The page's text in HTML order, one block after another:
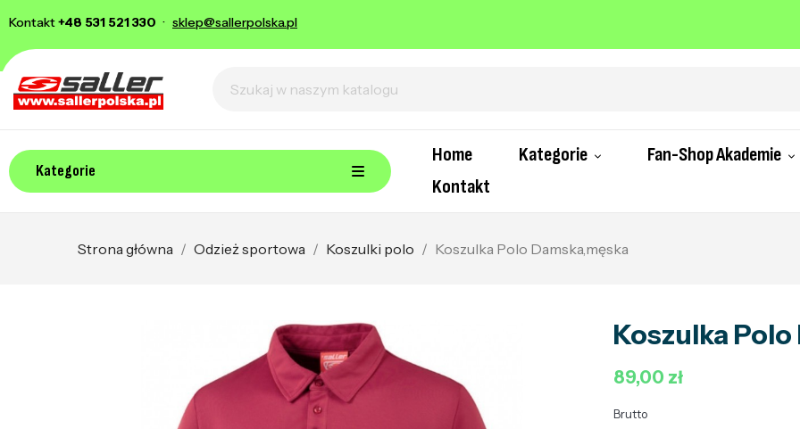
Kontakt+48 531 521 330 · sklep@sallerpolska.pl
Kategorie
Home Kategorie
Fan-Shop Akademie
Kontakt
Strona główna Odzież sportowa Koszulki polo Koszulka Polo Damska,męska
Koszulka
89,00 zł
Brutto